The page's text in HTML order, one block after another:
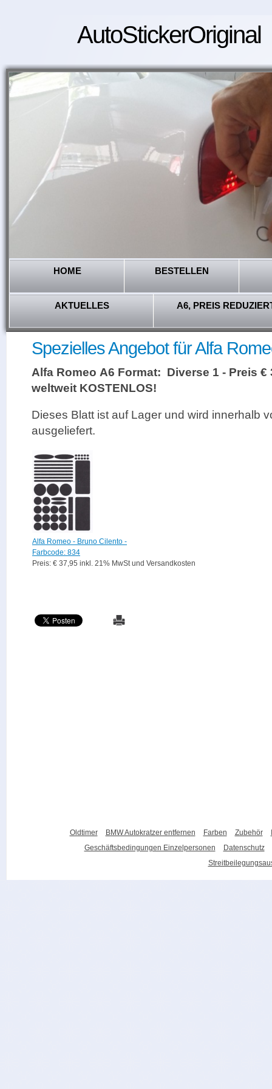
AutoStickerOriginal
HOME BESTELLEN
AKTUELLES A6, PREIS
Spezielles Angebot für Alfa
Alfa Romeo A6 Format: Diverse 1 - Preis €
weltweit KOSTENLOS!
Dieses Blatt ist auf Lager und wird innerhalb
ausgeliefert.
Alfa Romeo - Bruno Cilento -
Farbcode: 834
Preis: € 37,95 inkl. 21% MwSt und Versandkosten
Oldtimer BMW Autokratzer entfernen Farben Zubehör
Geschäftsbedingungen Einzelpersonen
Datenschutz